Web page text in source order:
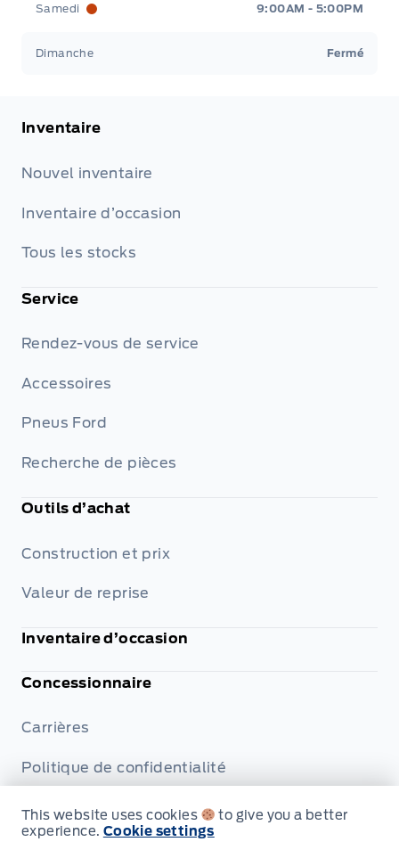
Samedi 9:00AM - 5:00PM
Dimanche Fermé
Inventaire
Nouvel inventaire
Inventaire d’occasion
Tous les stocks
Service
Rendez-vous de service
Accessoires
Pneus Ford
Recherche de pièces
Outils d’achat
Construction et prix
Valeur de reprise
Inventaire d’occasion
Concessionnaire
Carrières
Politique de confidentialité
Termes et conditions
This website uses cookies
to give you a better
experience. Cookie settings